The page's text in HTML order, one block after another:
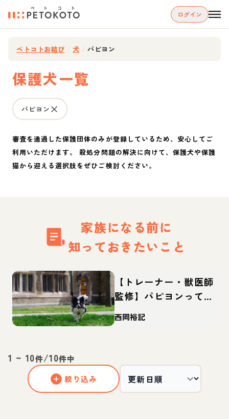
ログイン
ペトコトお結び 犬 パピヨン
保護犬一覧
パピヨン
審査を通過した保護団体のみが登録しているため、安心してご
利用いただけます。 殺処分問題の解決に向けて、保護犬や保護
猫から迎える選択肢をぜひご検討ください。
家族になる前に
知っておきたいこと
【トレーナー・獣医師
監修】パピヨンってど
んな犬？性格・特徴・
育て方・迎え方
西岡裕記
1 ~ 10件/10件中
絞り込み